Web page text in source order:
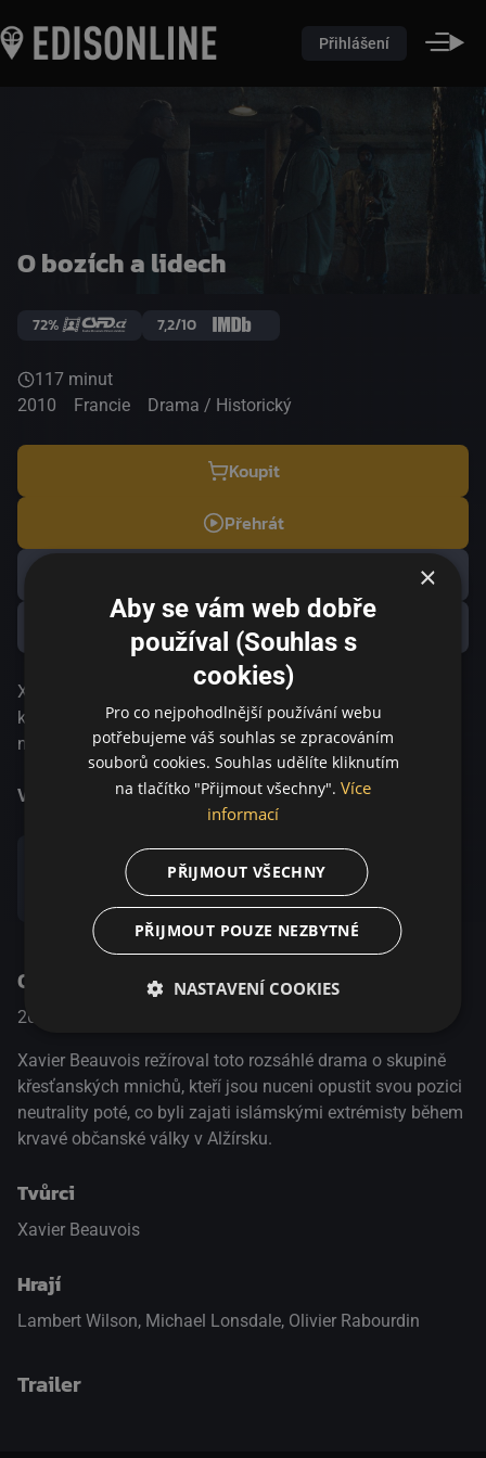
Přihlášení
O bozích a lidech
72% 7,2/10
117 minut
2010
Francie Drama / Historický
Koupit
Přehrát
Přehrát trailer
Xavier Beauvois režíroval toto rozsáhlé drama o skupině
křesťanských mnichů, kteří jsou nuceni opustit svou pozici
neutrality poté, co byli zajati islámskými extrémisty během
krvavé občanské války v Alžírsku.
Více informací
O pořadu
2010
Xavier Beauvois režíroval toto rozsáhlé drama o skupině
křesťanských mnichů, kteří jsou nuceni opustit svou pozici
neutrality poté, co byli zajati islámskými extrémisty během
krvavé občanské války v Alžírsku.
Tvůrci
Xavier Beauvois
Hrají
Lambert Wilson, Michael Lonsdale, Olivier Rabourdin
Trailer
×
Aby se vám web dobře
používal (Souhlas s
cookies)
Pro co nejpohodlnější používání webu
potřebujeme váš souhlas se zpracováním
souborů cookies. Souhlas udělíte kliknutím
na tlačítko "Přijmout všechny". Více
informací
PŘIJMOUT VŠECHNY
PŘIJMOUT POUZE NEZBYTNÉ
NASTAVENÍ COOKIES